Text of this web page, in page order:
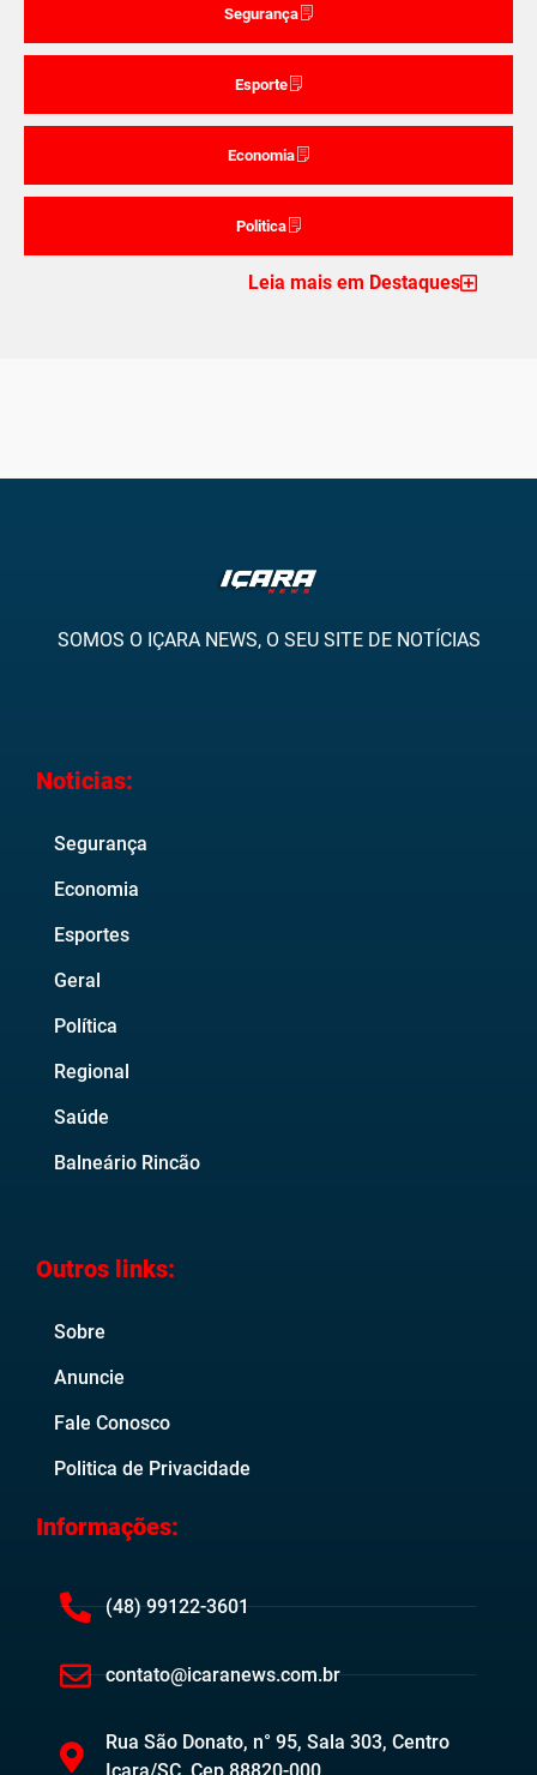
Segurança
Esporte
Economia
Politica
Leia mais em Destaques
SOMOS O IÇARA NEWS, O SEU SITE DE NOTÍCIAS
Noticias:
Segurança
Economia
Esportes
Geral
Política
Regional
Saúde
Balneário Rincão
Outros links:
Sobre
Anuncie
Fale Conosco
Politica de Privacidade
Informações:
(48) 99122-3601
contato@icaranews.com.br
Rua São Donato, n° 95, Sala 303, Centro